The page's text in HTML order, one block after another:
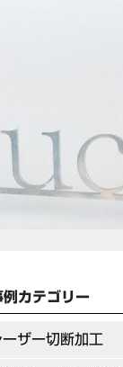
カテゴリー
ザー切断加工